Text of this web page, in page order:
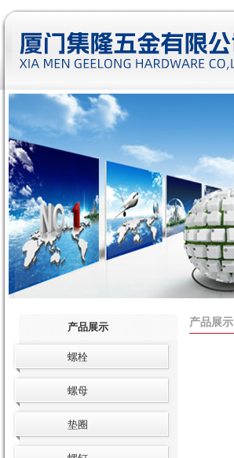
产品展示
产品展示
螺栓
螺母
垫圈